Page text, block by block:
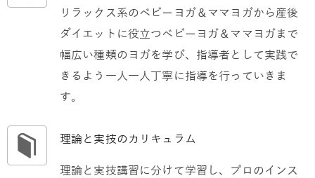
リラックス系のベビーヨガ＆ママヨガから産後
ダイエットに役立つベビーヨガ＆ママヨガまで
幅広い種類のヨガを学び、指導者として実践で
きるよう一人一人丁寧に指導を行っていきま
す。
理論と実技のカリキュラム
理論と実技講習に分けて学習し、プロのインス